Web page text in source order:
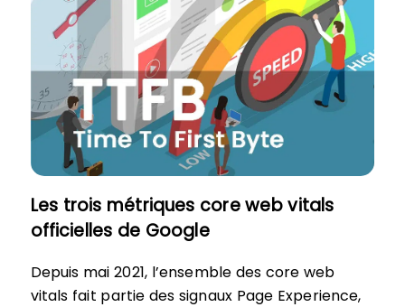
Les trois métriques core web vitals
officielles de Google
Depuis mai 2021, l’ensemble des core web
vitals fait partie des signaux Page Experience,